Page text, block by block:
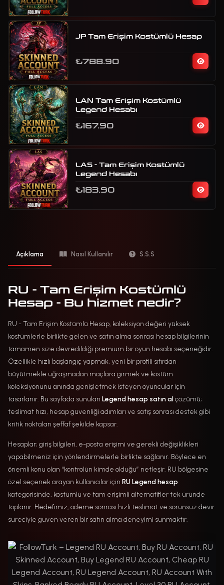
JP Tam Erişim Kostümlü Hesap
₺788.90
LAN Tam Erişim Kostümlü
Legend Hesabı
₺167.90
LAS - Tam Erişim Kostümlü
Legend Hesabı
₺183.90
Açıklama Nasıl Kullanılır S.S.S
RU - Tam Erişim Kostümlü
Hesap - Bu hizmet nedir?
RU - Tam Erişim Kostümlü Hesap, koleksiyon değeri yüksek
kostümlerle birlikte gelen ve satın alma sonrası hesap bilgilerinin
tamamen size devredildiği premium bir oyun hesabı seçeneğidir.
Özellikle hızlı başlangıç yapmak, yeni bir profili sıfırdan
büyütmekle uğraşmadan maçlara girmek ve kostüm
koleksiyonunu anında genişletmek isteyen oyuncular için
tasarlanır. Bu sayfada sunulan Legend hesap satın alçözümü;
teslimat hızı, hesap güvenliği adımları ve satış sonrası destek gibi
kritik noktaları şeffaf şekilde kapsar.
Hesaplar; giriş bilgileri, e-posta erişimi ve gerekli değişiklikleri
yapabilmeniz için yönlendirmelerle birlikte sağlanır. Böylece en
önemli konu olan “kontrolün kimde olduğu” netleşir. RU bölgesine
özel seçenek arayan kullanıcılar için RU Legend hesap
kategorisinde, kostümlü ve tam erişimli alternatifler tek üründe
toplanır. Hedefimiz, ödeme sonrası hızlı teslimat ve sorunsuz devir
süreciyle güven veren bir satın alma deneyimi sunmaktır.